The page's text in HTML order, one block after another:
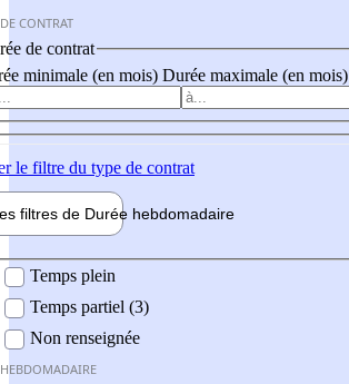
CONTRAT
de contrat
minimale (en mois) Durée maximale (en mois)
le filtre du type de contrat
filtres de Durée hebdomadaire
Temps plein
Temps partiel (3)
Non renseignée